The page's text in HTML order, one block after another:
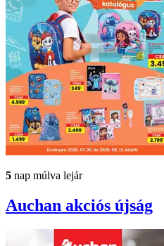
5 nap múlva lejár
Auchan akciós újság